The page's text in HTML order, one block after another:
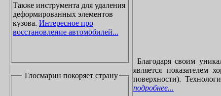
Также инструмента для удаления
деформированных элементов
кузова. Интересное про
восстановление автомобилей...
Глосмарин покоряет страну
Благодаря своим
является показателем
поверхности).
подробнее...